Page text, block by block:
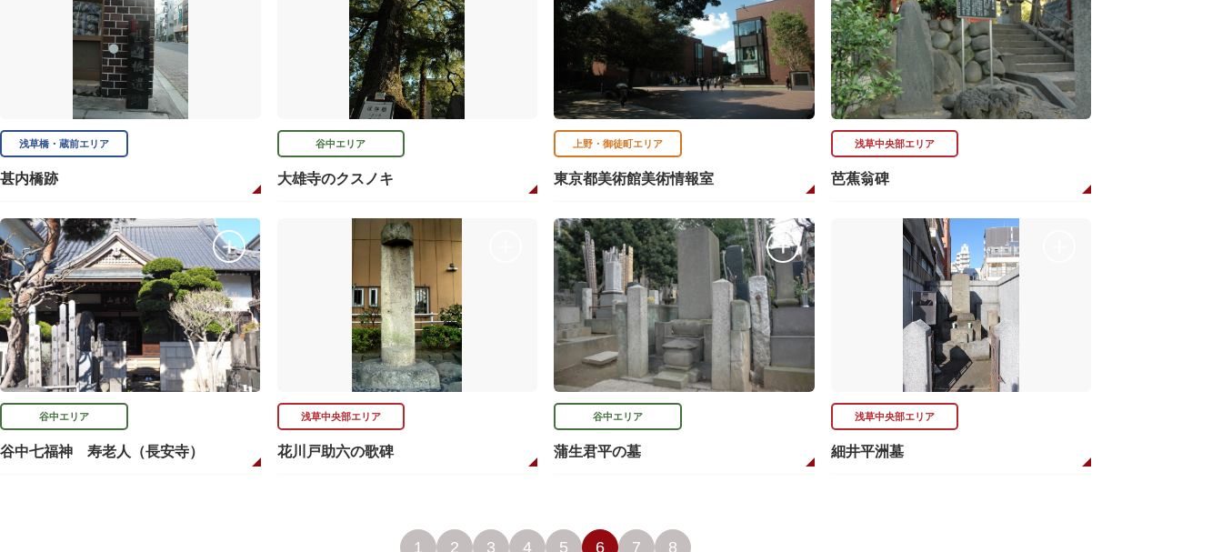
浅草橋・蔵前エリア
甚内橋跡
谷中エリア
大雄寺のクスノキ
上野・御徒町エリア
東京都美術館美術情報室
浅草中央部エリア
芭蕉翁碑
谷中エリア
谷中七福神 寿老人（長安寺）
浅草中央部エリア
花川戸助六の歌碑
谷中エリア
蒲生君平の墓
浅草中央部エリア
細井平洲墓
1 2 3 4 5 6 7 8